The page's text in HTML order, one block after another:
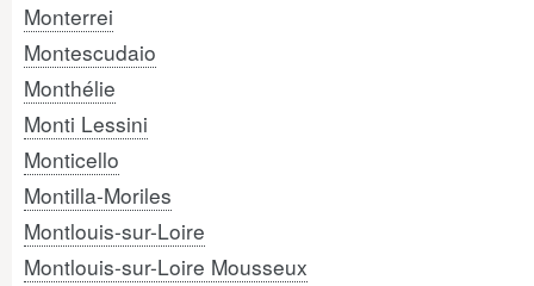
Monterrei
Montescudaio
Monthélie
Monti Lessini
Monticello
Montilla-Moriles
Montlouis-sur-Loire
Montlouis-sur-Loire Mousseux